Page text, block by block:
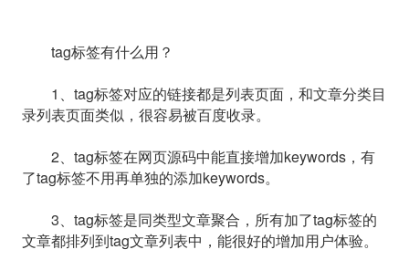
tag标签有什么用？
1、tag标签对应的链接都是列表页面，和文章分类目
录列表页面类似，很容易被百度收录。
2、tag标签在网页源码中能直接增加keywords，有
了tag标签不用再单独的添加keywords。
3、tag标签是同类型文章聚合，所有加了tag标签的
文章都排列到tag文章列表中，能很好的增加用户体验。